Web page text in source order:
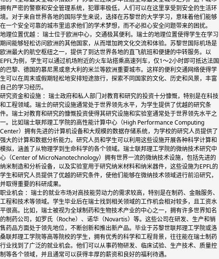
拥有严密的警察和安全管理系统，犯罪率极低，人们可以在这里享受到安全的生活环
境。对于来自世界各地的国际学生来说，选择在苏黎世的大学学习，意味着他们能够
在一个安全可靠的城市里追求他们的学术梦想，而不必担心安全问题带来的困扰。
地理位置优越 ：瑞士位于欧洲中心，交通极其便利。瑞士的地理位置使得学生在学习
期间能够轻松访问欧洲的其他国家，从而增加跨文化交流和体验。苏黎世国际机场是
欧洲最大的航空枢纽之一，提供了到达世界各地的直飞航班和便捷的中转服务。以
EPFL为例，学生可以通过机场附近的火车站搭乘高速列车，仅1～2小时即可抵达法国
的巴黎、德国的慕尼黑或意大利的米兰等欧洲重要城市。这样的便利交通网络使得学
生可以在周末或假期轻松地安排短途旅行，探索不同国家的文化、历史和风景，丰富
自己的学习经历。
研究资金和设施 ：瑞士政府和私人部门对教育和研究的投资十分慷慨，特别是在科技
和工程领域。瑞士的研究设施通常处于世界领先水平，为学生提供了优越的研究条
件。瑞士对教育和研究的慷慨投资使得其研究设施和实验室通常处于世界领先水平之
一。比如瑞士联邦理工学院的高性能计算中心（High Performance Computing
Center）拥有先进的计算机设备和大规模的数据存储系统，为学校的研究人员提供了
强大的计算和数据分析能力。研究人员和学生可以利用这些设施开展各种科学计算和
模拟，涵盖了从物理学到生命科学的各个领域。瑞士联邦理工学院的微纳技术研究中
心（Center of MicroNanotechnology）拥有世界一流的微纳技术设施，包括先进的
纳米制造和分析设备，以及实验室用于研究纳米材料和纳米器件，这些设施为EPFL的
学生和研究人员提供了优越的研究条件，使他们能够在微纳技术领域进行前沿研究，
并取得重要的科研成果。
职业机会 ：瑞士的就业市场对高技能劳动力的需求较高，特别是在制药、金融服务、
工程和技术等领域。学生毕业后在瑞士找到相关领域的工作机会相对较多，且工资水
平很高。比如，瑞士被视为全球制药和生物技术产业的中心之一，拥有许多世界知名
的制药公司，如罗氏（Roche）、诺华（Novartis）等。这些公司在研发、生产和销
售药品方面处于领先地位，不断创新和推出新产品。毕业于苏黎世联邦理工学院或洛
桑联邦理工学院等高等院校的学生，拥有优秀的科学和工程背景，往往能在瑞士制药
行业找到了广泛的就业机会。他们可以从事药物研发、临床试验、生产技术、质量控
制等各个领域，并且通常可以获得丰厚的薪资和良好的福利待遇。